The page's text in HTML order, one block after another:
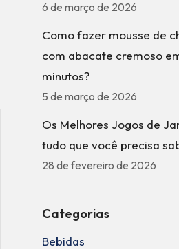
6 de março de 2026
Como fazer mousse de
com abacate cremoso
minutos?
5 de março de 2026
Os Melhores Jogos de
tudo que você precisa
28 de fevereiro de 2026
Categorias
Bebidas